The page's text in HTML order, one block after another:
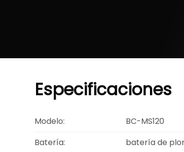
Especificaciones
Modelo: BC-MS120
Batería:
batería de